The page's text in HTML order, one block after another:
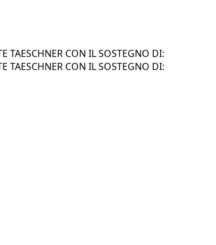
TAESCHNER CON IL SOSTEGNO DI:
TAESCHNER CON IL SOSTEGNO DI: